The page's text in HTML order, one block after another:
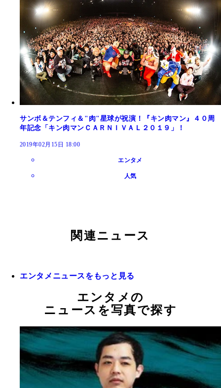
サンボ＆テンフィ＆"肉"星球が祝演！『キン肉マン』４０周
年記念「キン肉マンＣＡＲＮＩＶＡＬ２０１９」！
2019年02月15日 18:00
エンタメ
人気
関連ニュース
エンタメニュースをもっと見る
エンタメの
ニュースを写真で探す